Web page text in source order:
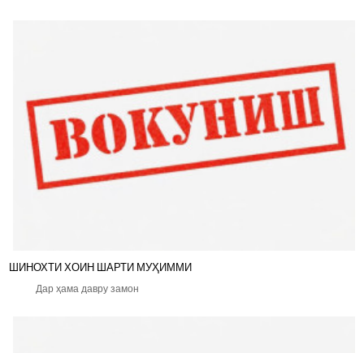
ШИНОХТИ ХОИН ШАРТИ МУҲИММИ
Дар ҳама давру замон